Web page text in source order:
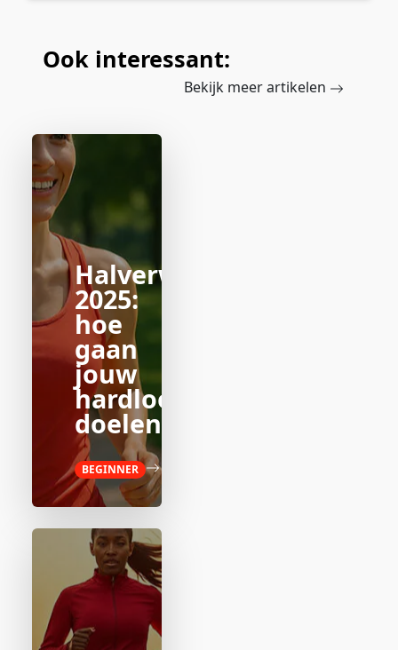
Ook interessant:
Bekijk meer artikelen
Halverwege
2025:
hoe
gaan
jouw
hardloop
doelen?
BEGINNER